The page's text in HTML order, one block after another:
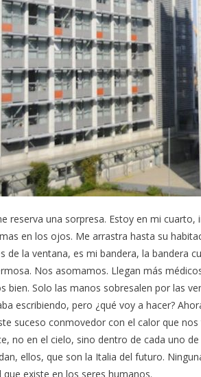
reserva una sorpresa. Estoy en mi
en los ojos. Me arrastra hasta su
de la ventana, es mi bandera, la bandera
Nos asomamos. Llegan más
bien. Solo las manos sobresalen por las
escribiendo, pero ¿qué voy a hacer?
suceso conmovedor con el calor que
no en el cielo, sino dentro de cada uno
ellos, que son la Italia del futuro.
que existe en los seres humanos.